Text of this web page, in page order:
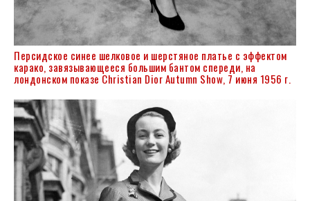
Персидское синее шелковое и шерстяное платье с эффектом
карако, завязывающееся большим бантом спереди, на
лондонском показе Christian Dior Autumn Show, 7 июня 1956 г.